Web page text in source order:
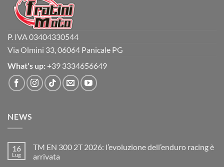
P. IVA 03404330544
Via Olmini 33, 06064 Panicale PG
What's up: +39 3334656649
NEWS
16
Lug
TM EN 300 2T 2026: l’evoluzione dell’enduro racing è
arrivata